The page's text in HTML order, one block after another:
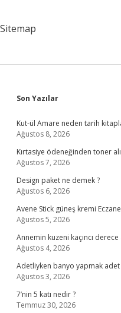
Sitemap
Sidebar
Son Yazılar
Kut-ül Amare neden tarih
Ağustos 8, 2026
Kırtasiye ödeneğinden toner
Ağustos 7, 2026
Design paket ne demek ?
Ağustos 6, 2026
Avene Stick güneş kremi
Ağustos 5, 2026
Annemin kuzeni kaçıncı
Ağustos 4, 2026
Adetliyken banyo yapmak adet
Ağustos 3, 2026
7’nin 5 katı nedir ?
Temmuz 30, 2026